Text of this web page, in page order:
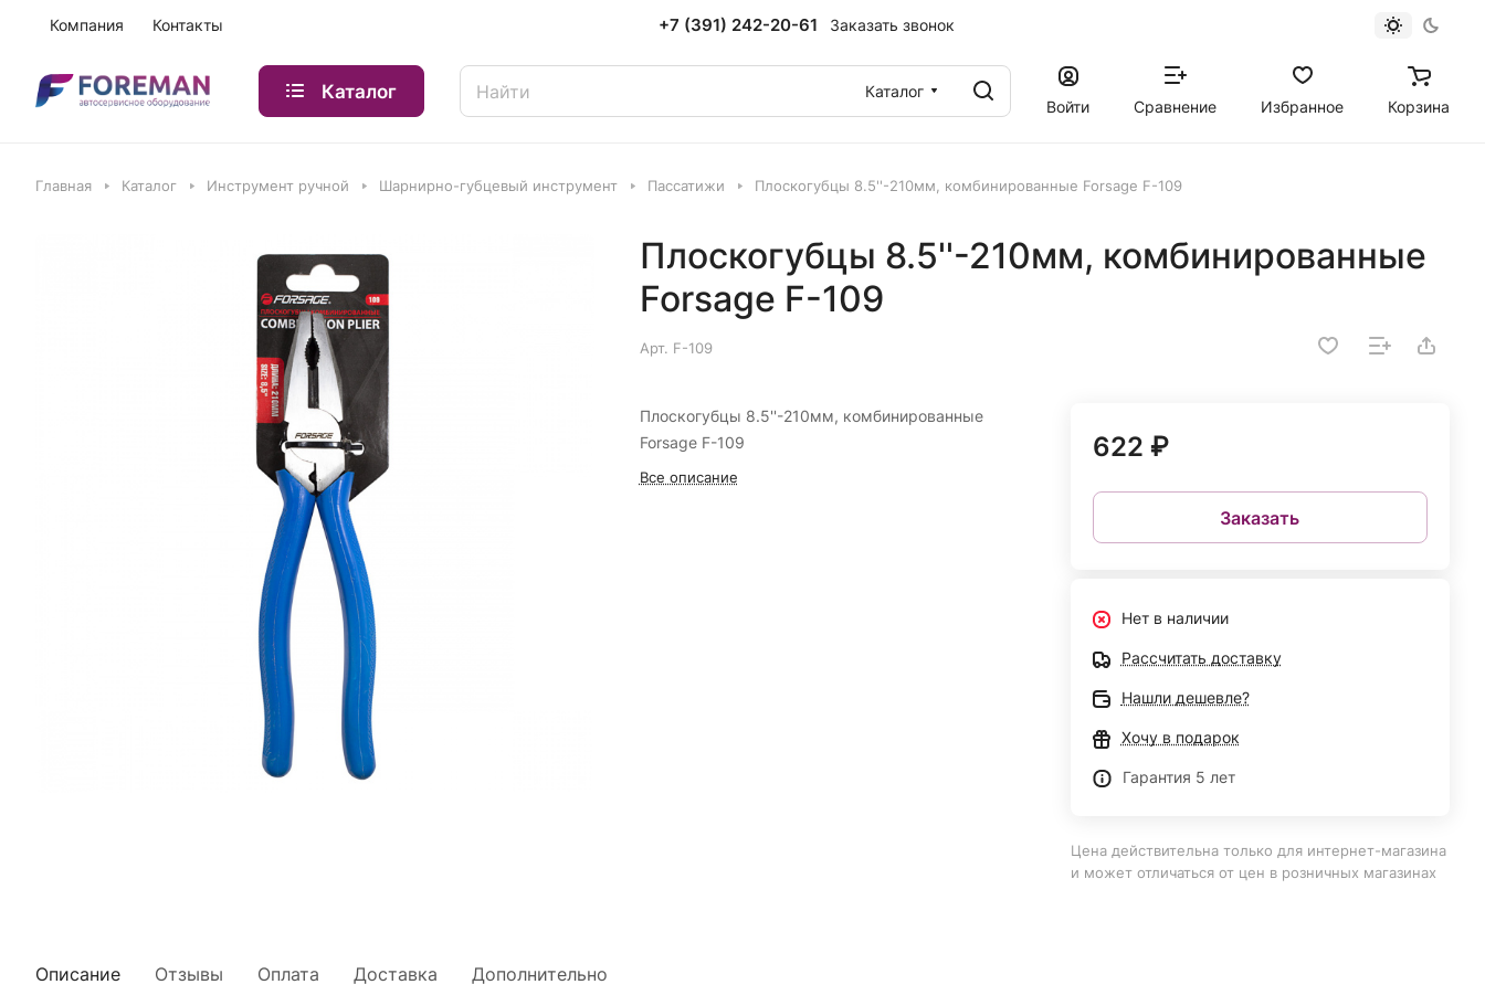
Компания Контакты +7 (391) 242-20-61 Заказать звонок
Каталог
Каталог
Войти
Сравнение Избранное Корзина
Главная Каталог Инструмент ручной Шарнирно-губцевый инструмент Пассатижи Плоскогубцы 8.5''-210мм, комбинированные Forsage F-109
Плоскогубцы 8.5''-210мм, комбинированные
Forsage F-109
Арт. F-109
Плоскогубцы 8.5''-210мм, комбинированные
Forsage F-109
Все описание
622 ₽
Заказать
Нет в наличии
Рассчитать доставку
Нашли дешевле?
Хочу в подарок
Гарантия 5 лет
Цена действительна только для интернет-магазина
и может отличаться от цен в розничных магазинах
Описание Отзывы Оплата Доставка Дополнительно